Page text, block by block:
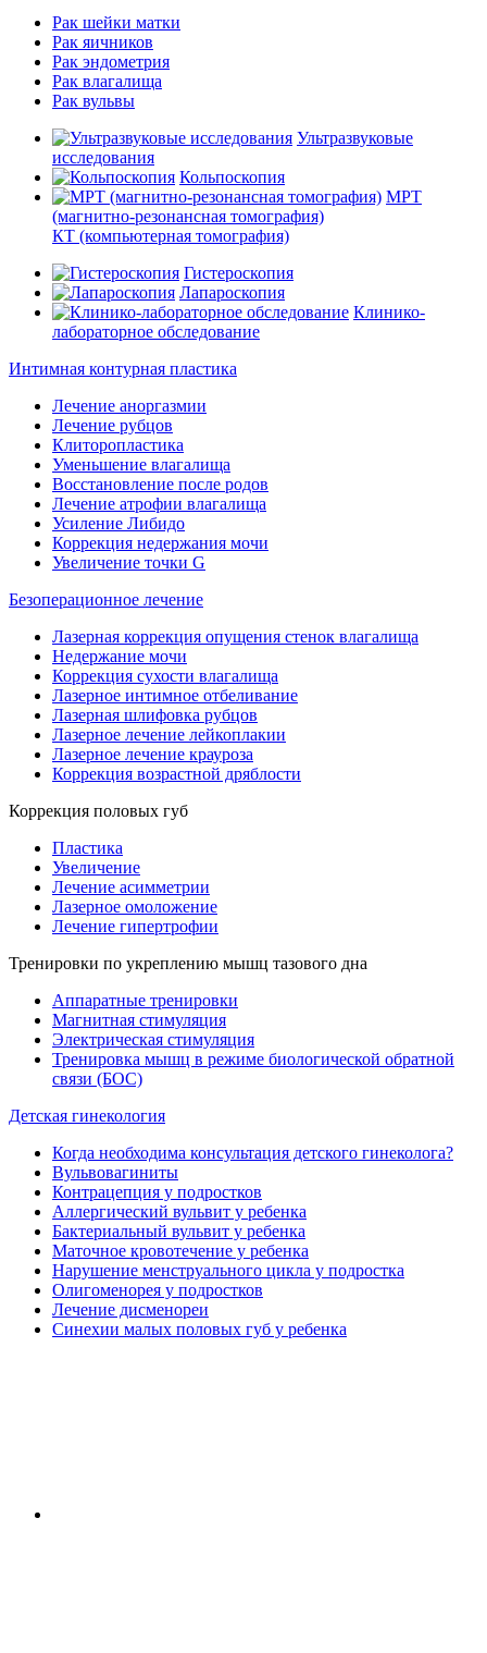
Рак шейки матки
Рак яичников
Рак эндометрия
Рак влагалища
Рак вульвы
Ультразвуковые
исследования
Кольпоскопия
МРТ
(магнитно-резонансная томография)
КТ (компьютерная томография)
Гистероскопия
Лапароскопия
Клинико-
лабораторное обследование
Интимная контурная пластика
Лечение аноргазмии
Лечение рубцов
Клиторопластика
Уменьшение влагалища
Восстановление после родов
Лечение атрофии влагалища
Усиление Либидо
Коррекция недержания мочи
Увеличение точки G
Безоперационное лечение
Лазерная коррекция опущения стенок влагалища
Недержание мочи
Коррекция сухости влагалища
Лазерное интимное отбеливание
Лазерная шлифовка рубцов
Лазерное лечение лейкоплакии
Лазерное лечение крауроза
Коррекция возрастной дряблости
Коррекция половых губ
Пластика
Увеличение
Лечение асимметрии
Лазерное омоложение
Лечение гипертрофии
Тренировки по укреплению мышц тазового дна
Аппаратные тренировки
Магнитная стимуляция
Электрическая стимуляция
Тренировка мышц в режиме биологической обратной
связи (БОС)
Детская гинекология
Когда необходима консультация детского гинеколога?
Вульвовагиниты
Контрацепция у подростков
Аллергический вульвит у ребенка
Бактериальный вульвит у ребенка
Маточное кровотечение у ребенка
Нарушение менструального цикла у подростка
Олигоменорея у подростков
Лечение дисменореи
Синехии малых половых губ у ребенка